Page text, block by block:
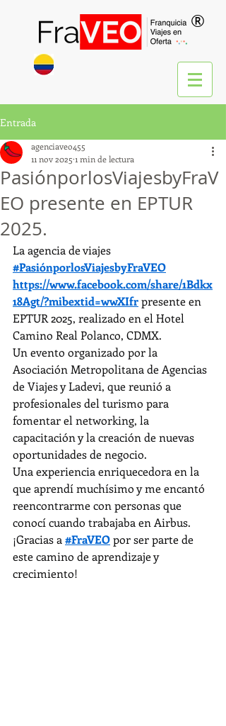
®
Entrada
PasiónporlosViajesbyFraV
EO presente en EPTUR
2025.
agenciaveo455
11 nov 2025 1 min de lectura
La agencia de viajes
#PasiónporlosViajesbyFraVEO
https://www.facebook.com/share/1Bdkx
18Agt/?mibextid=wwXIfr presente en
EPTUR 2025, realizado en el Hotel
Camino Real Polanco, CDMX.
Un evento organizado por la
Asociación Metropolitana de Agencias
de Viajes y Ladevi, que reunió a
profesionales del turismo para
fomentar el networking, la
capacitación y la creación de nuevas
oportunidades de negocio.
Una experiencia enriquecedora en la
que aprendí muchísimo y me encantó
reencontrarme con personas que
conocí cuando trabajaba en Airbus.
¡Gracias a #FraVEO por ser parte de
este camino de aprendizaje y
crecimiento!